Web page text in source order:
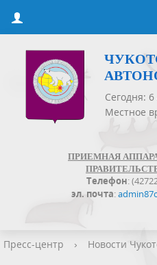
Сегодня: 6
Местное
ПРИЕМНАЯ
Телефон:
эл. почта:
Пресс-центр › Новости